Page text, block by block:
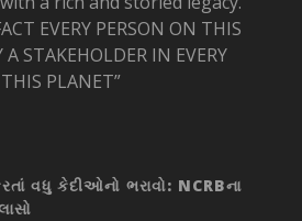
EVERY PERSON ON THIS
STAKEHOLDER IN EVERY
PLANET”
વધુ કેદીઓનો ભરાવો: NCRBના